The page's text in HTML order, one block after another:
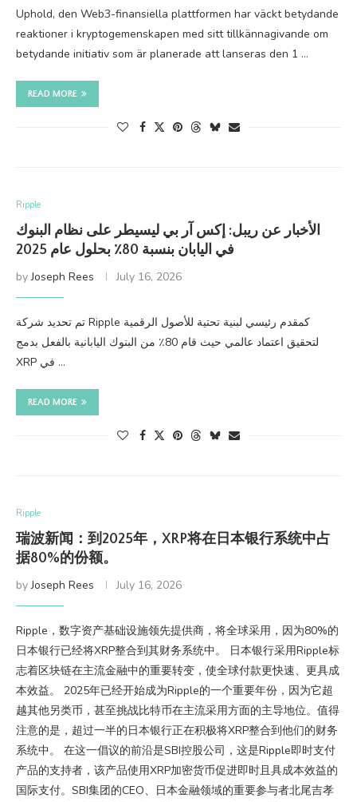
Uphold, den Web3-finansiella plattformen har väckt betydande
reaktioner i kryptogemenskapen med sitt tillkännagivande om
betydande initiativ som är planerade att lanseras den 1 …
READ MORE
Ripple
الأخبار عن ريبل: إكس آر بي ليسيطر على نظام البنوك
في اليابان بنسبة 80٪ بحلول عام 2025
byJoseph Rees July 16, 2026
تم تحديد شركة Ripple كمقدم رئيسي لبنية تحتية للأصول الرقمية
لتحقيق اعتماد عالمي حيث قام 80٪ من البنوك اليابانية بالفعل بدمج
XRP في …
READ MORE
Ripple
瑞波新闻：到2025年，XRP将在日本银行系统中占
据80%的份额。
byJoseph Rees July 16, 2026
Ripple，数字资产基础设施领先提供商，将全球采用，因为80%的
日本银行已经将XRP整合到其财务系统中。 日本银行采用Ripple标
志着区块链在主流金融中的重要转变，使全球付款更快速、更具成
本效益。 2025年已经开始成为Ripple的一个重要年份，因为它超
越其他另类币，甚至挑战比特币在主流采用方面的主导地位。值得
注意的是，超过一半的日本银行正在积极将XRP整合到他们的财务
系统中。 在这一倡议的前沿是SBI控股公司，这是Ripple即时支付
产品的支持者，该产品使用XRP加密货币促进即时且具成本效益的
国际支付。SBI集团的CEO、日本金融领域的重要参与者北尾吉孝